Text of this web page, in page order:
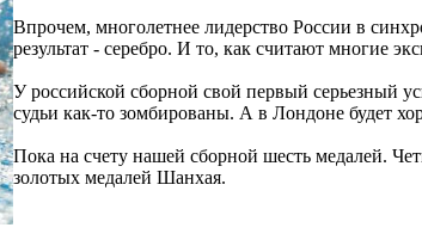
Впрочем, многолетнее лидерство России в
результат - серебро. И то, как считают многие
У российской сборной свой первый серьезный
судьи как-то зомбированы. А в Лондоне будет
Пока на счету нашей сборной шесть медалей.
золотых медалей Шанхая.